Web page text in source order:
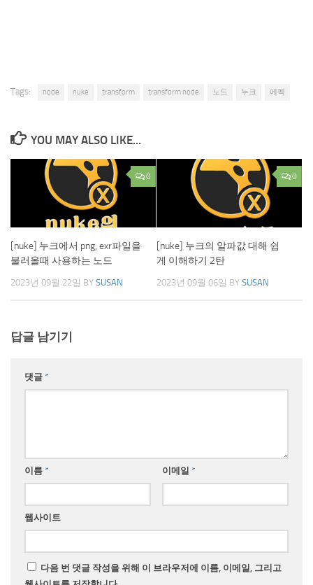
Tags: node nuke transform transform node 노드 누크 에펙
YOU MAY ALSO LIKE...
0
[nuke] 누크에서 png, exr파일을
불러올때 사용하는 노드
2023년 09월 22일 BY SUSAN
0
[nuke] 누크의 알파값 대해 쉽
게 이해하기 2탄
2023년 09월 06일 BY SUSAN
답글 남기기
댓글 *
이름 * 이메일 *
웹사이트
다음 번 댓글 작성을 위해 이 브라우저에 이름, 이메일, 그리고